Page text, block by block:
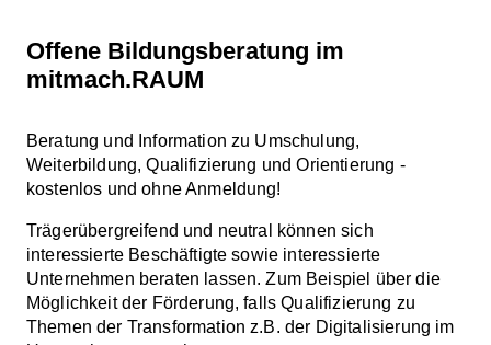
Offene Bildungsberatung im
mitmach.RAUM
Beratung und Information zu Umschulung,
Weiterbildung, Qualifizierung und Orientierung -
kostenlos und ohne Anmeldung!
Trägerübergreifend und neutral können sich
interessierte Beschäftigte sowie interessierte
Unternehmen beraten lassen. Zum Beispiel über die
Möglichkeit der Förderung, falls Qualifizierung zu
Themen der Transformation z.B. der Digitalisierung im